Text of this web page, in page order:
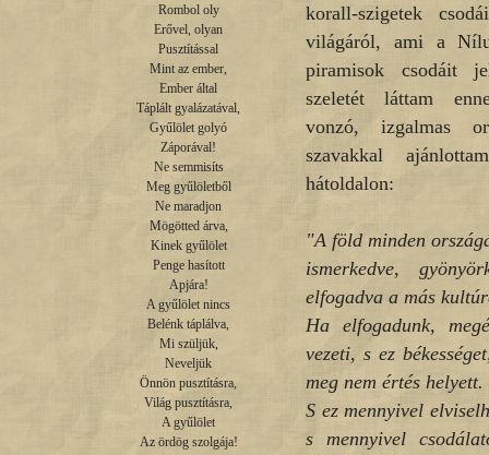
Rombol oly
Erővel, olyan
Pusztítással
Mint az ember,
Ember által
Táplált gyalázatával,
Gyűlölet golyó
Záporával!
Ne semmisíts
Meg gyűlöletből
Ne maradjon
Mögötted árva,
Kinek gyűlölet
Penge hasított
Apjára!
A gyűlölet nincs
Belénk táplálva,
Mi szüljük,
Neveljük
Önnön pusztításra,
Világ pusztításra,
A gyűlölet
Az ördög szolgája!
korall-szigetek
világáról, ami a
piramisok csodáit
szeletét láttam
vonzó, izgalmas
szavakkal
hátoldalon:
"A föld minden
ismerkedve,
elfogadva a más
Ha elfogadunk,
vezeti, s ez
meg nem értés helyett.
S ez mennyivel
s mennyivel